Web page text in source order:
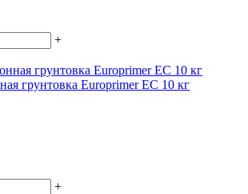
+
грунтовка Europrimer EС 10 кг
+